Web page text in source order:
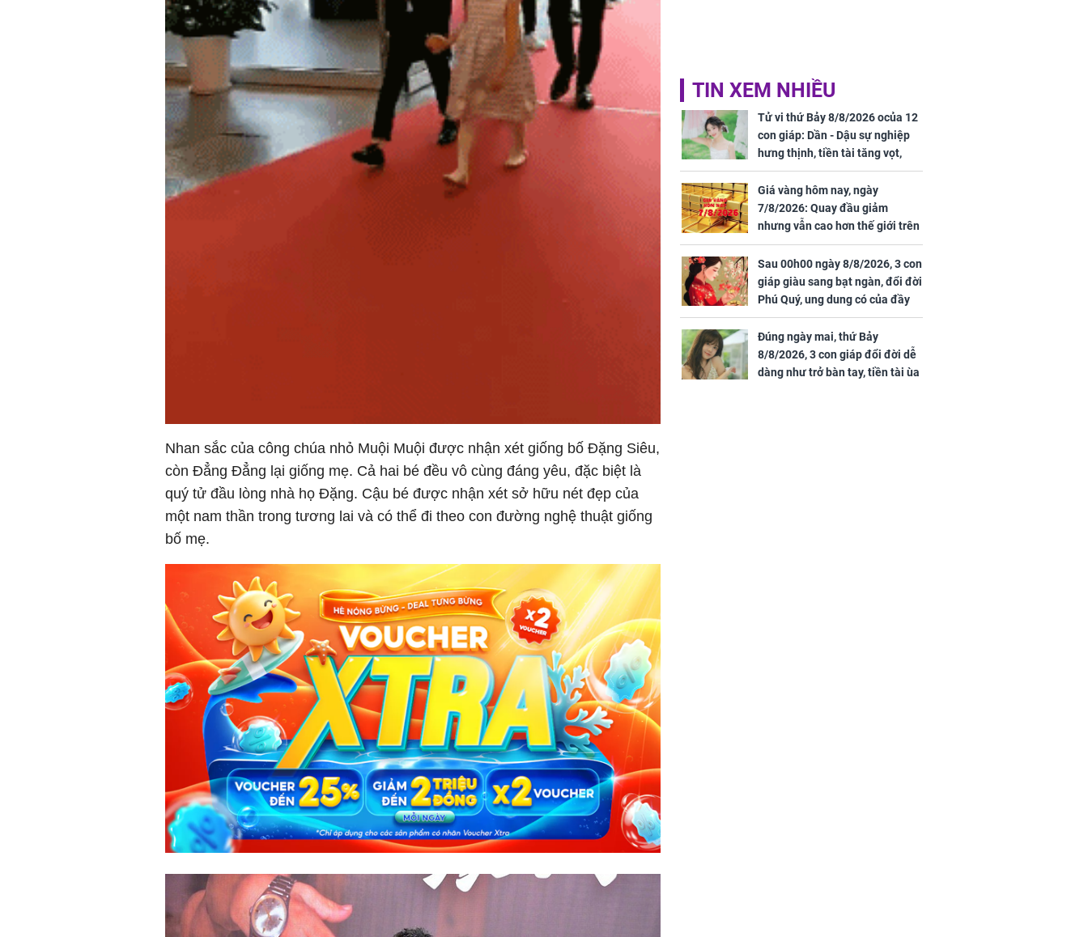
Nhan sắc của công chúa nhỏ Muội Muội được nhận xét giống bố Đặng Siêu,
còn Đẳng Đẳng lại giống mẹ. Cả hai bé đều vô cùng đáng yêu, đặc biệt là
quý tử đầu lòng nhà họ Đặng. Cậu bé được nhận xét sở hữu nét đẹp của
một nam thần trong tương lai và có thể đi theo con đường nghệ thuật giống
bố mẹ.
TIN XEM NHIỀU
Tử vi thứ Bảy 8/8/2026 ocủa 12
con giáp: Dần - Dậu sự nghiệp
hưng thịnh, tiền tài tăng vọt,
Mão - Thân công việc bất trắc,
tiền mất tật mang
Giá vàng hôm nay, ngày
7/8/2026: Quay đầu giảm
nhưng vẫn cao hơn thế giới trên
7 triệu đồng
Sau 00h00 ngày 8/8/2026, 3 con
giáp giàu sang bạt ngàn, đổi đời
Phú Quý, ung dung có của đầy
nhà, ngày càng hưng thịnh sung
túc
Đúng ngày mai, thứ Bảy
8/8/2026, 3 con giáp đổi đời dễ
dàng như trở bàn tay, tiền tài ùa